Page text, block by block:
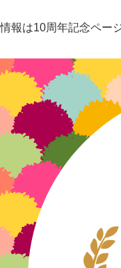
報は10周年記念ペー